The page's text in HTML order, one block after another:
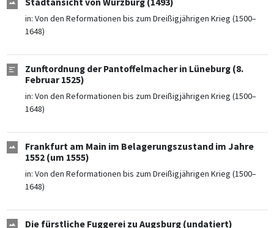
in: Von den Reformationen bis zum Dreißigjährigen Krieg (1500–
1648)
Zunftordnung der Pantoffelmacher in Lüneburg (8.
Februar 1525)
in: Von den Reformationen bis zum Dreißigjährigen Krieg (1500–
1648)
Frankfurt am Main im Belagerungszustand im Jahre
1552 (um 1555)
in: Von den Reformationen bis zum Dreißigjährigen Krieg (1500–
1648)
Die fürstliche Fuggerei zu Augsburg (undatiert)